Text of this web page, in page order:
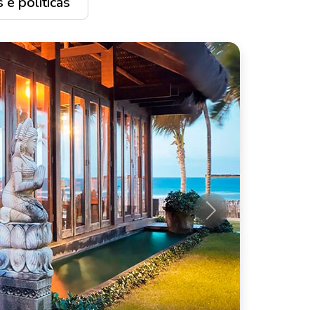
Próximo